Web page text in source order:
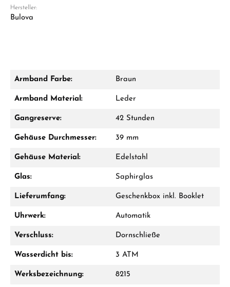
Damon Reiners
Mo–Fr: 10:00 – 17:00 - Sam: 10:00 - 14:00
Ab 1.000 € Bestellwert erhalten Sie ein
Geschenk im Warenkorb.
Hersteller:
Bulova
Armband Farbe: Braun
Armband Material: Leder
Gangreserve: 42 Stunden
Gehäuse Durchmesser: 39 mm
Gehäuse Material: Edelstahl
Glas: Saphirglas
Lieferumfang: Geschenkbox inkl. Booklet
Uhrwerk: Automatik
Verschluss: Dornschließe
Wasserdicht bis: 3 ATM
Werksbezeichnung: 8215